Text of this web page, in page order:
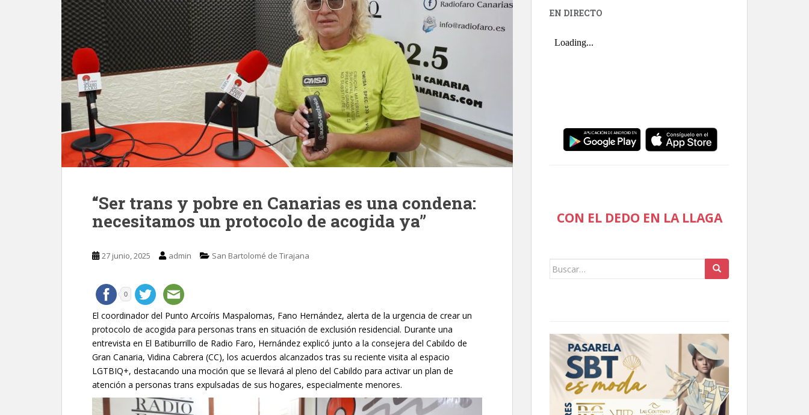
“Ser trans y pobre en Canarias es una condena:
necesitamos un protocolo de acogida ya”
27 junio, 2025 admin San Bartolomé de Tirajana
0
El coordinador del Punto Arcoíris Maspalomas, Fano Hernández, alerta de la urgencia de crear un
protocolo de acogida para personas trans en situación de exclusión residencial. Durante una
entrevista en El Batiburrillo de Radio Faro, Hernández explicó junto a la consejera del Cabildo de
Gran Canaria, Vidina Cabrera (CC), los acuerdos alcanzados tras su reciente visita al espacio
LGTBIQ+, destacando una moción que se llevará al pleno del Cabildo para activar un plan de
atención a personas trans expulsadas de sus hogares, especialmente menores.
EN DIRECTO
CON EL DEDO EN LA LLAGA
Buscar: